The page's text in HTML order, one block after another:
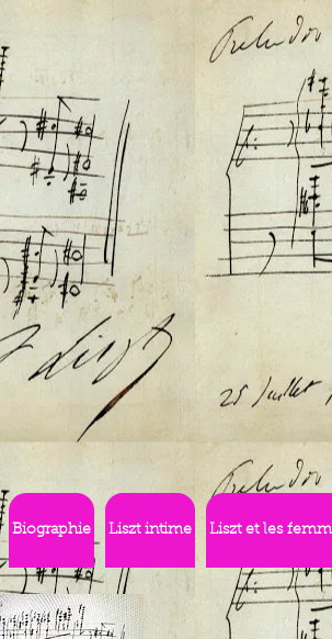
Biographie Liszt intime Liszt et les